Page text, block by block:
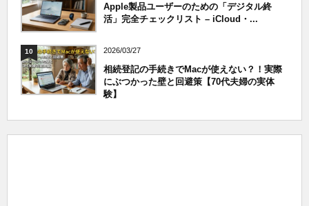
Apple製品ユーザーのための「デジタル終
活」完全チェックリスト – iCloud・...
10 2026/03/27
相続登記の手続きでMacが使えない？！実際
にぶつかった壁と回避策【70代夫婦の実体
験】